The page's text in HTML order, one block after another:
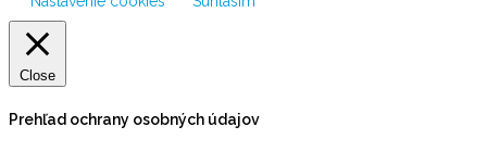
Close
Prehľad ochrany osobných údajov